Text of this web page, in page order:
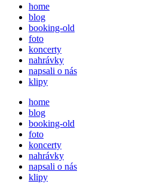
home
blog
booking-old
foto
koncerty
nahrávky
napsali o nás
klipy
home
blog
booking-old
foto
koncerty
nahrávky
napsali o nás
klipy